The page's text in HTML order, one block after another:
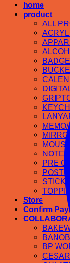
home
product
ALL
BADGE
MEMO/
MIRROR
MOUSE
PRE
Store
Confirm
BP
CESAR